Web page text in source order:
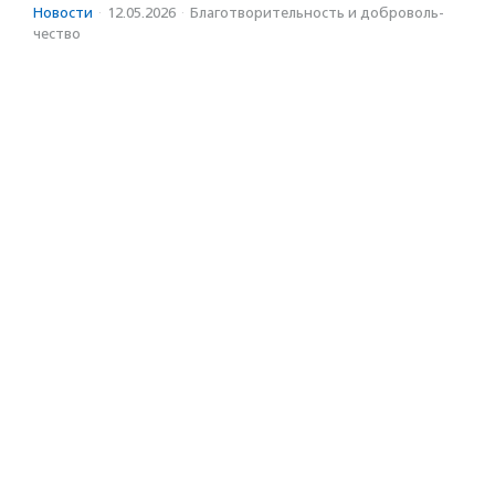
Новости · 12.05.2026 · Благотвори­тель­ность и доброволь­
чест­во